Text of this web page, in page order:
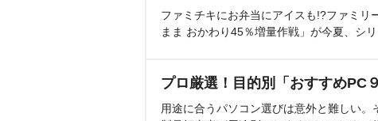
ファミチキにお弁当にアイスも!?ファミリ
まま おかわり45％増量作戦」が今夏、シ
プロ厳選！目的別「おすすめPC
用途に合うパソコン選びは意外と難しい